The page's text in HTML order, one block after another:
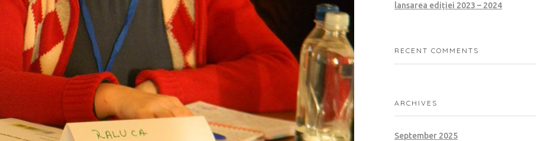
lansarea ediției 2023 – 2024
RECENT COMMENTS
ARCHIVES
September 2025